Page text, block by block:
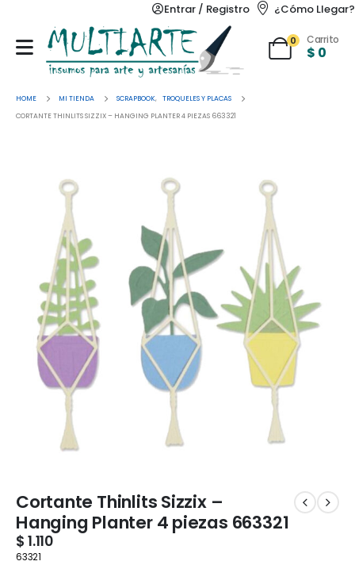
Entrar / Registro ¿Cómo Llegar?
0 Carrito
$ 0
HOME MI TIENDA SCRAPBOOK, TROQUELES Y PLACAS
CORTANTE THINLITS SIZZIX – HANGING PLANTER 4 PIEZAS 663321
Cortante Thinlits Sizzix –
Hanging Planter 4 piezas 663321
$ 1.110
63321